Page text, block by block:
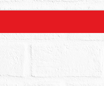
有人無優先承買權。
損、建物內有非自
；如有未記載之資訊
求權，故拍定後均不